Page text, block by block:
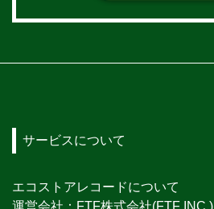
サービスについて
エコストアレコードについて
運営会社：FTF株式会社(FTF INC.)